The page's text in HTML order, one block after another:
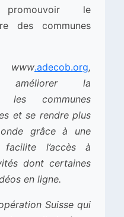
le
des communes
www.adecob.org,
améliorer la
les communes
et se rendre plus
grâce à une
l’accès à
dont certaines
en ligne.
Suisse qui